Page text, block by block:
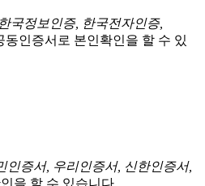
국정보인증, 한국전자인증,
동인증서로 본인확인을 할 수 있
인증서, 우리인증서, 신한인증서,